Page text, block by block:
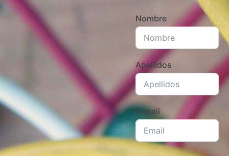
Nombre
Apellidos
E-mail